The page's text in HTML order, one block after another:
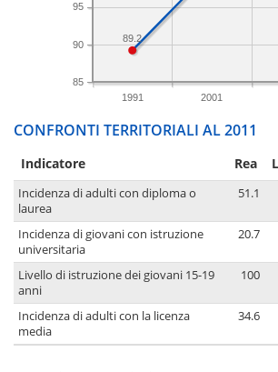
1991 2001
85
90
95
89.2
CONFRONTI TERRITORIALI AL 2011
Indicatore Rea
Incidenza di adulti con diploma o
laurea
51.1
Incidenza di giovani con istruzione
universitaria
20.7
Livello di istruzione dei giovani 15-19
anni
100
Incidenza di adulti con la licenza
media
34.6